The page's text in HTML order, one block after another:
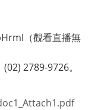
（觀看直播無
2789-9726。